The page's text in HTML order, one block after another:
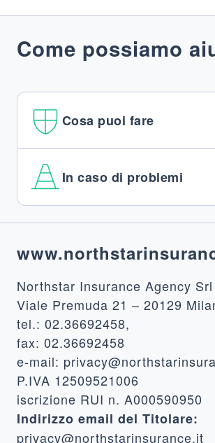
Come possiamo
Cosa puoi fare
In caso di problemi
Northstar Insurance Agency Srl
Viale Premuda 21 – 20129
tel.: 02.36692458,
fax: 02.36692458
e-mail:
P.IVA 12509521006
iscrizione RUI n. A000590950
Indirizzo email del Titolare:
privacy@northstarinsurance.it